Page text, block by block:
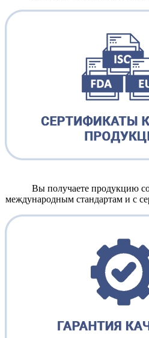
Вы получаете продукцию
международным стандартам и с